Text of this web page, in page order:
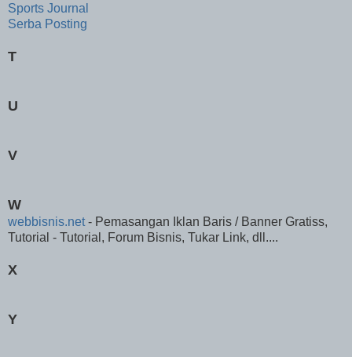
Sports Journal
Serba Posting
T
U
V
W
webbisnis.net- Pemasangan Iklan Baris / Banner Gratiss,
Tutorial - Tutorial, Forum Bisnis, Tukar Link, dll....
X
Y